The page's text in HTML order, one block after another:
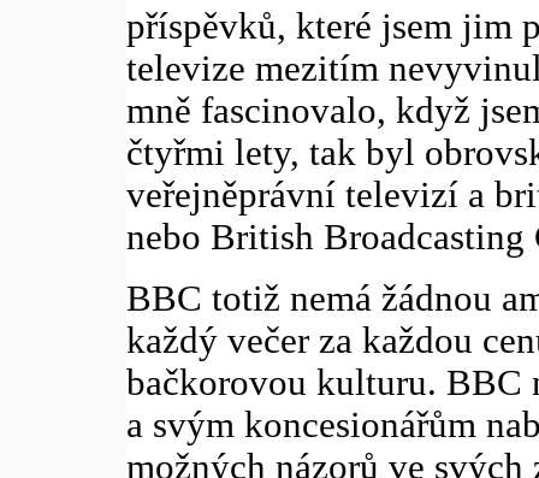
příspěvků, které jsem jim
televize mezitím
mně fascinovalo, když
čtyřmi lety, tak byl
veřejněprávní televizí a
nebo British Broadcasting
BBC totiž nemá žádnou
každý večer za každou
bačkorovou kulturu. BBC
a svým koncesionářům
možných názorů ve